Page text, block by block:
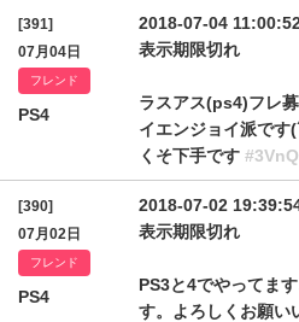
[391]
07月04日
フレンド
PS4
2018-07-04
表示期限切れ
ラスアス(ps4)フレ
イエンジョイ派です
くそ下手です
[390]
07月02日
フレンド
PS4
2018-07-02
表示期限切れ
PS3と4でやってま
す。よろしくお願い